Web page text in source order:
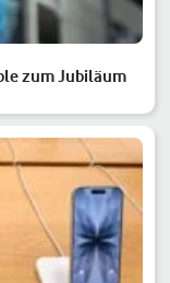
zum Jubiläum